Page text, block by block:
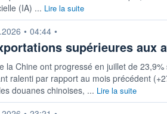
(IA) ... Lire la suite
par • 04:44 •
supérieures aux
la Chine ont progressé en juillet de
ralenti par rapport au mois précédent
douanes chinoises, ... Lire la suite